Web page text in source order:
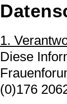
1.
Diese
(0)176